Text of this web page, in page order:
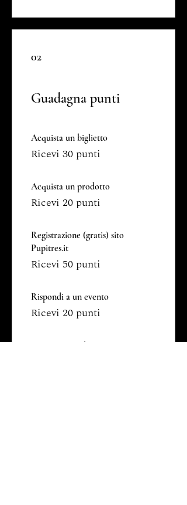
02
Guadagna punti
Acquista un biglietto
Ricevi 30 punti
Acquista un prodotto
Ricevi 20 punti
Registrazione (gratis) sito
Pupitres.it
Ricevi 50 punti
Rispondi a un evento
Ricevi 20 punti
Segui sui social